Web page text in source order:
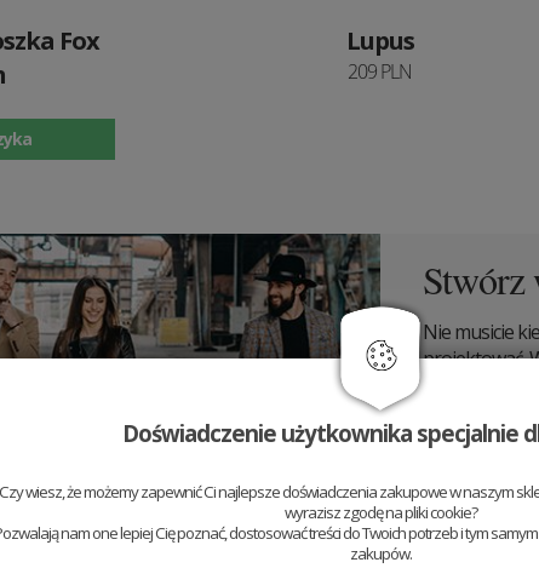
Fox
Lupus
209 PLN
Stwórz
Nie musicie
projektować.
potencjał i
Doświadczenie użytkownika specjalnie
Czy wiesz, że możemy zapewnić Ci najlepsze doświadczenia zakupowe w naszym
wyrazisz zgodę na pliki cookie?
nam one lepiej Cię poznać, dostosować treści do Twoich potrzeb i tym
zakupów.